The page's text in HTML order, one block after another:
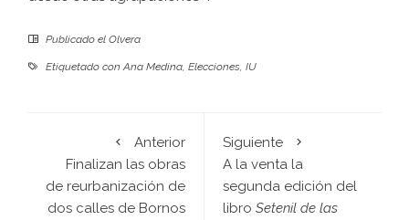
Publicado el Olvera
Etiquetado conAna Medina, Elecciones, IU
Anterior
Finalizan las obras
de reurbanización de
dos calles de Bornos
Siguiente
A la venta la
segunda edición del
libro Setenil de las